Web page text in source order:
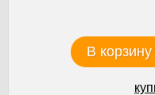
В корзину